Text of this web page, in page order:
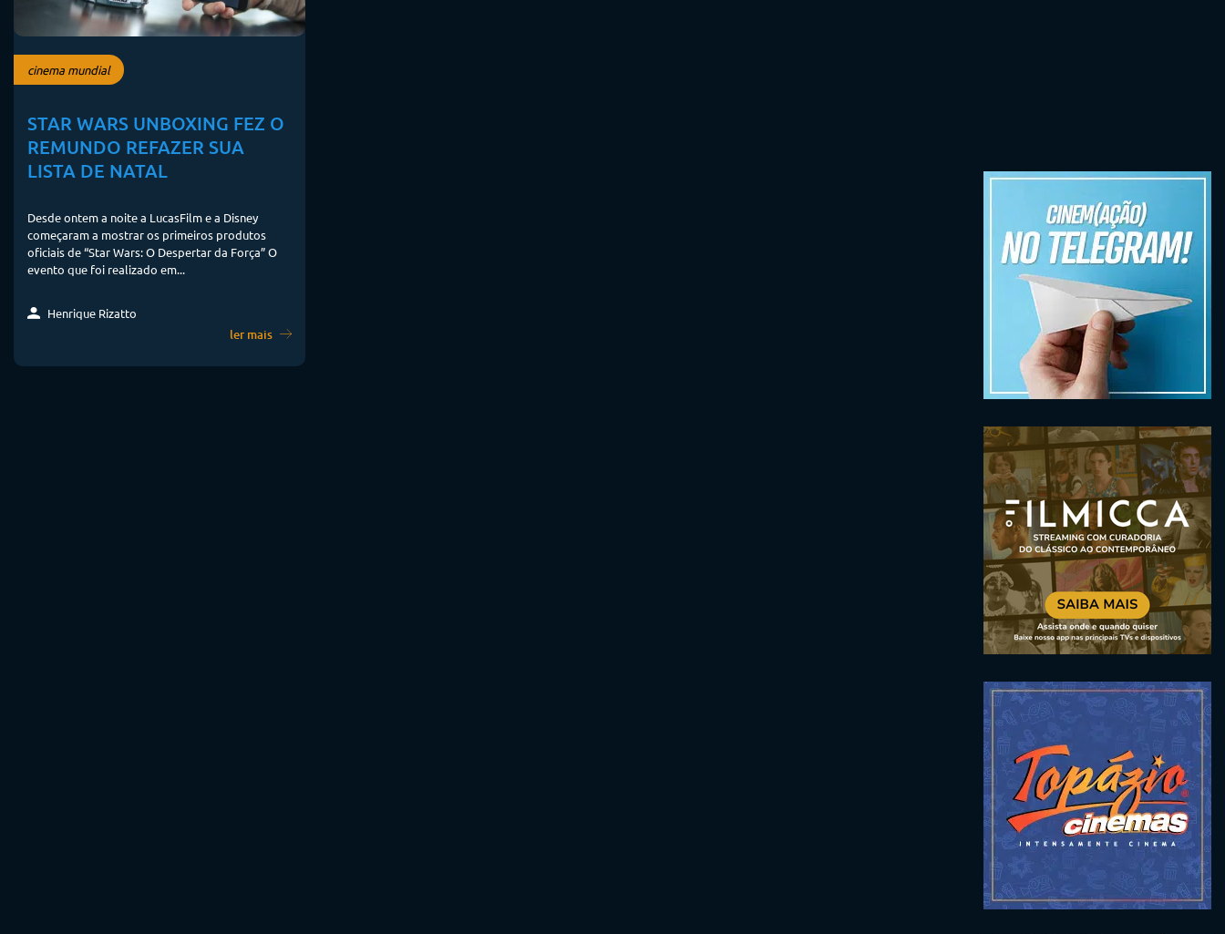
cinema mundial
STAR WARS UNBOXING FEZ O
REMUNDO REFAZER SUA
LISTA DE NATAL
Desde ontem a noite a LucasFilm e a Disney
começaram a mostrar os primeiros produtos
oficiais de “Star Wars: O Despertar da Força” O
evento que foi realizado em...
Henrique Rizatto
ler mais